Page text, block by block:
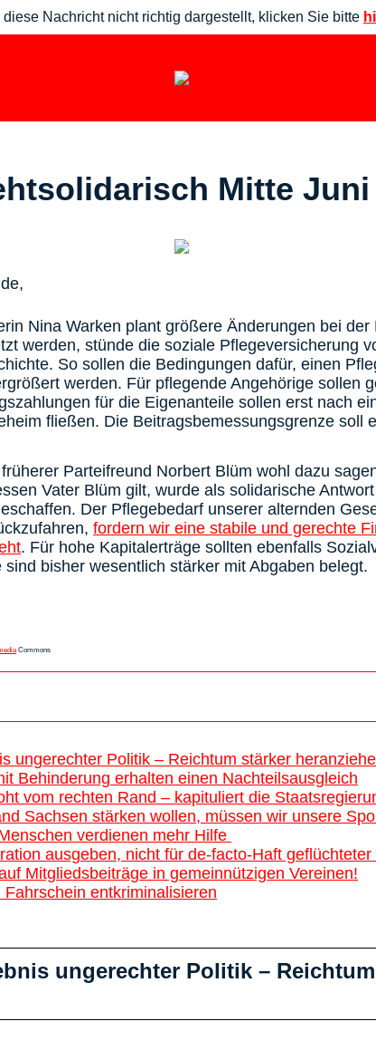
diese Nachricht nicht richtig dargestellt, klicken Sie bitte
Mitte Juni
Nina Warken plant größere Änderungen bei der
werden, stünde die soziale Pflegeversicherung
So sollen die Bedingungen dafür, einen
werden. Für pflegende Angehörige sollen
für die Eigenanteile sollen erst nach
fließen. Die Beitragsbemessungsgrenze soll
Parteifreund Norbert Blüm wohl dazu
Vater Blüm gilt, wurde als solidarische
Der Pflegebedarf unserer alternden
fordern wir eine stabile und gerechte
. Für hohe Kapitalerträge sollten ebenfalls
bisher wesentlich stärker mit Abgaben belegt.
Commons
ungerechter Politik – Reichtum stärker
Behinderung erhalten einen Nachteilsausgleich
vom rechten Rand – kapituliert die
Sachsen stärken wollen, müssen wir unsere
verdienen mehr Hilfe
ausgeben, nicht für de-facto-Haft geflüchteter
Mitgliedsbeiträge in gemeinnützigen Vereinen!
entkriminalisieren
ungerechter Politik –